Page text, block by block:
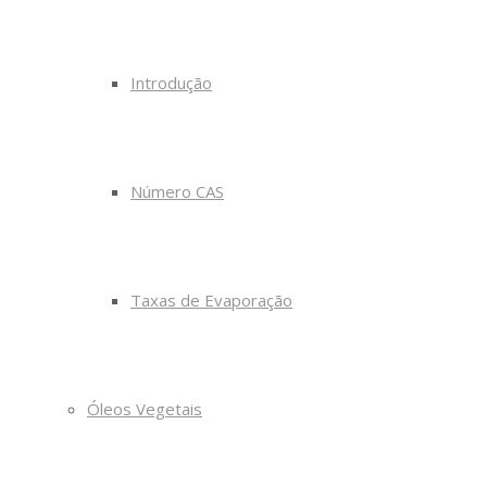
Introdução
Número CAS
Taxas de Evaporação
Óleos Vegetais